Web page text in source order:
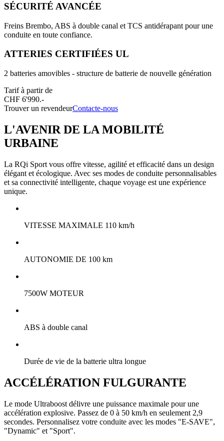
SÉCURITÉ AVANCÉE
Freins Brembo, ABS à double canal et TCS antidérapant pour une
conduite en toute confiance.
ATTERIES CERTIFIÉES UL
2 batteries amovibles - structure de batterie de nouvelle génération
Tarif à partir de
CHF 6'990.-
Trouver un revendeurContacte-nous
L'AVENIR DE LA MOBILITÉ
URBAINE
La RQi Sport vous offre vitesse, agilité et efficacité dans un design
élégant et écologique. Avec ses modes de conduite personnalisables
et sa connectivité intelligente, chaque voyage est une expérience
unique.
VITESSE MAXIMALE 110 km/h
AUTONOMIE DE 100 km
7500W MOTEUR
ABS à double canal
Durée de vie de la batterie ultra longue
ACCÉLÉRATION FULGURANTE
Le mode Ultraboost délivre une puissance maximale pour une
accélération explosive. Passez de 0 à 50 km/h en seulement 2,9
secondes. Personnalisez votre conduite avec les modes "E-SAVE",
"Dynamic" et "Sport".